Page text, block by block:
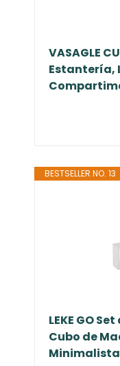
VASAGLE
Estantería,
BESTSELLER NO. 13
LEKE GO
Cubo de